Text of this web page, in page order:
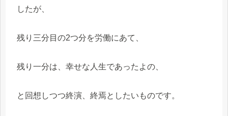
したが、
残り三分目の2つ分を労働にあて、
残り一分は、幸せな人生であったよの、
と回想しつつ終演、終焉としたいものです。